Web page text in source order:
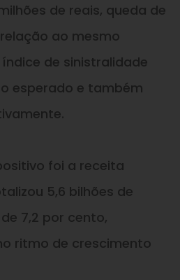
de reais, queda de
ao mesmo
de sinistralidade
esperado e também
foi a receita
5,6 bilhões de
7,2 por cento,
ritmo de crescimento